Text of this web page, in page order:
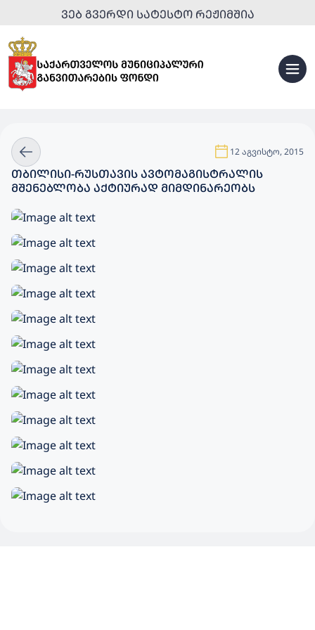
ᲕᲔᲑ ᲒᲕᲔᲠᲓᲘ ᲡᲐᲢᲔᲡᲢᲝ ᲠᲔᲟᲘᲛᲨᲘᲐ
12 აგვისტო, 2015
ᲗᲑᲘᲚᲘᲡᲘ-ᲠᲣᲡᲗᲐᲕᲘᲡ ᲐᲕᲢᲝᲛᲐᲒᲘᲡᲢᲠᲐᲚᲘᲡ
ᲛᲨᲔᲜᲔᲑᲚᲝᲑᲐ ᲐᲥᲢᲘᲣᲠᲐᲓ ᲛᲘᲛᲓᲘᲜᲐᲠᲔᲝᲑᲡ